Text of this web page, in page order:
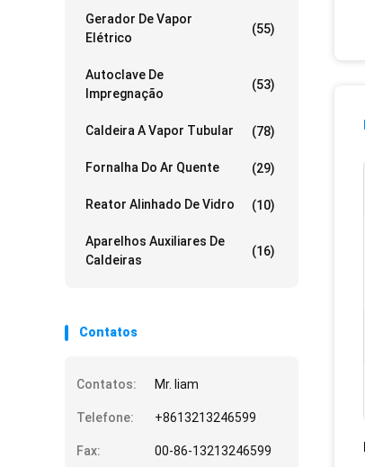
Gerador De Vapor
Elétrico
(55)
Autoclave De
Impregnação
(53)
Caldeira A Vapor Tubular (78)
Fornalha Do Ar Quente (29)
Reator Alinhado De Vidro (10)
Aparelhos Auxiliares De
Caldeiras
(16)
Contatos
Contatos: Mr. liam
Telefone: +8613213246599
Fax: 00-86-13213246599